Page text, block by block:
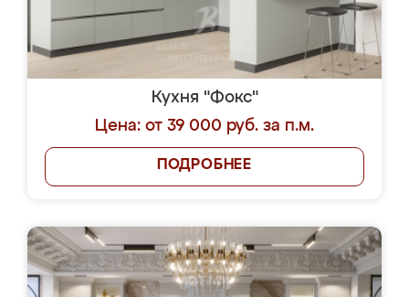
Кухня "Фокс"
Цена: от 39 000 руб. за п.м.
ПОДРОБНЕЕ